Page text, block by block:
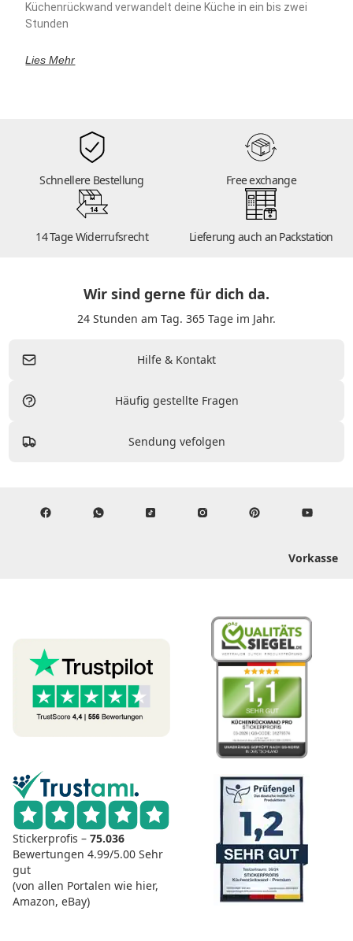
Küchenrückwand verwandelt deine Küche in ein bis zwei
Stunden
Lies Mehr
Schnellere Bestellung Free exchange
14
14 Tage Widerrufsrecht Lieferung auch an Packstation
Wir sind gerne für dich da.
24 Stunden am Tag. 365 Tage im Jahr.
Hilfe & Kontakt
Häufig gestellte Fragen
Sendung vefolgen
Vorkasse
Stickerprofis – 75.036
Bewertungen 4.99/5.00 Sehr
gut
(von allen Portalen wie hier,
Amazon, eBay)